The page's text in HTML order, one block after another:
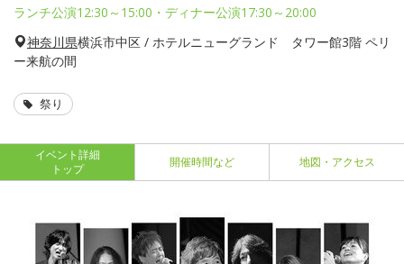
ランチ公演12:30～15:00・ディナー公演17:30～20:00
神奈川県横浜市中区 / ホテルニューグランド タワー館3階 ペリ
ー来航の間
祭り
イベント詳細
トップ
開催時間など 地図・アクセス